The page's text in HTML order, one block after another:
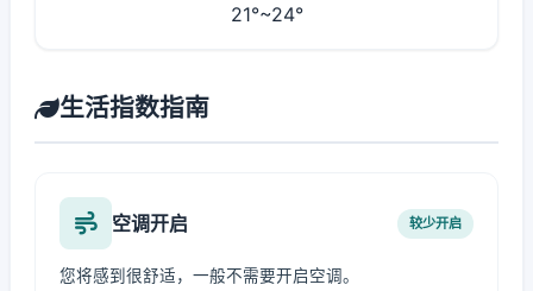
21°~24°
生活指数指南
空调开启 较少开启
您将感到很舒适，一般不需要开启空调。